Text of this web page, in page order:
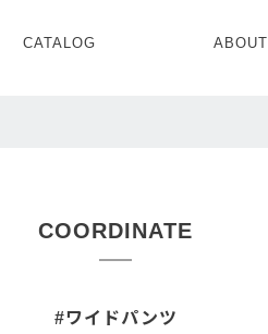
SETUP
ONE PIECE SETUP
CATALOG ABOUT
COORDINATE
#ワイドパンツ